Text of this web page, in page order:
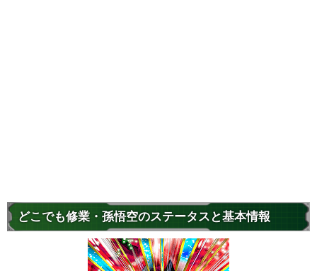
どこでも修業・孫悟空のステータスと基本情報